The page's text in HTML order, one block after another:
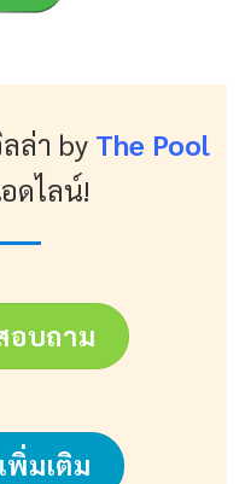
ล่า by The Pool
ดไลน์!
อบถาม
มเติม